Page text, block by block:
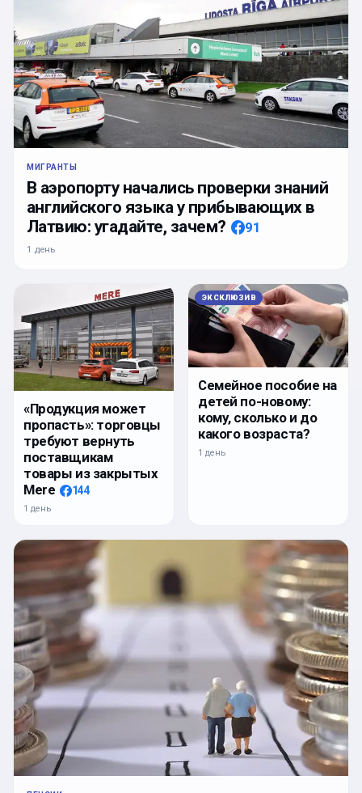
МИГРАНТЫ
В аэропорту начались проверки знаний
английского языка у прибывающих в
Латвию: угадайте, зачем?
91
1 день
«Продукция может
пропасть»: торговцы
требуют вернуть
поставщикам
товары из закрытых
Mere
144
1 день
ЭКСКЛЮЗИВ
Семейное пособие на
детей по-новому:
кому, сколько и до
какого возраста?
1 день